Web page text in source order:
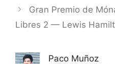
Gran Premio de
Libres 2 — Lewis
Paco Muñoz